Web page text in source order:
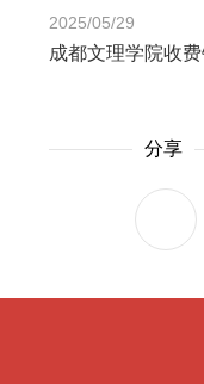
2025/05/29
成都文理学院收
分享